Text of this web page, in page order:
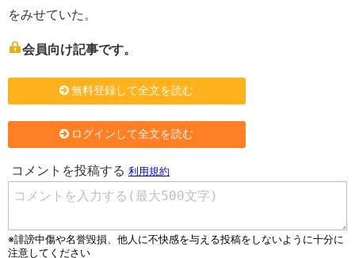
をみせていた。
会員向け記事です。
無料登録して全文を読む
ログインして全文を読む